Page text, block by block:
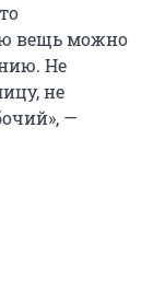
вещь можно
Не
не
—